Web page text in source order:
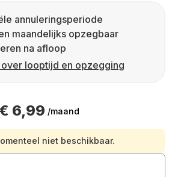
annuleringsperiode
maandelijks opzegbaar
na afloop
looptijd en opzegging
€ 6,99 /maand
niet beschikbaar.